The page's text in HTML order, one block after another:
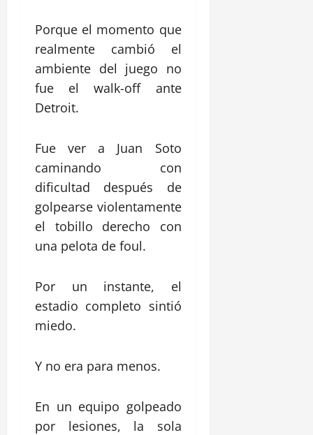
Porque el momento que
realmente cambió el
ambiente del juego no
fue el walk-off ante
Detroit.
Fue ver a Juan Soto
caminando con
dificultad después de
golpearse violentamente
el tobillo derecho con
una pelota de foul.
Por un instante, el
estadio completo sintió
miedo.
Y no era para menos.
En un equipo golpeado
por lesiones, la sola